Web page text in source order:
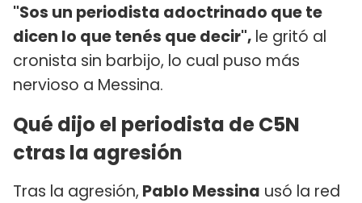
"Sos un periodista adoctrinado que te
dicen lo que tenés que decir", le gritó al
cronista sin barbijo, lo cual puso más
nervioso a Messina.
Qué dijo el periodista de C5N
ctras la agresión
Tras la agresión, Pablo Messina usó la red